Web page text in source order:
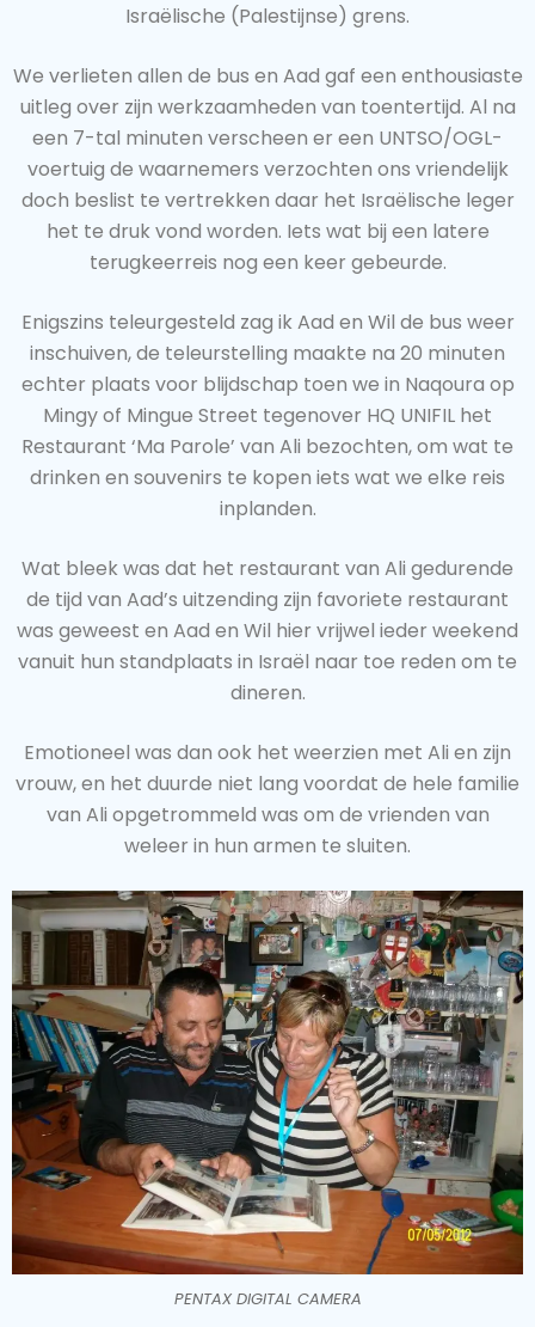
Israëlische (Palestijnse) grens.
We verlieten allen de bus en Aad gaf een enthousiaste
uitleg over zijn werkzaamheden van toentertijd. Al na
een 7-tal minuten verscheen er een UNTSO/OGL-
voertuig de waarnemers verzochten ons vriendelijk
doch beslist te vertrekken daar het Israëlische leger
het te druk vond worden. Iets wat bij een latere
terugkeerreis nog een keer gebeurde.
Enigszins teleurgesteld zag ik Aad en Wil de bus weer
inschuiven, de teleurstelling maakte na 20 minuten
echter plaats voor blijdschap toen we in Naqoura op
Mingy of Mingue Street tegenover HQ UNIFIL het
Restaurant ‘Ma Parole’ van Ali bezochten, om wat te
drinken en souvenirs te kopen iets wat we elke reis
inplanden.
Wat bleek was dat het restaurant van Ali gedurende
de tijd van Aad’s uitzending zijn favoriete restaurant
was geweest en Aad en Wil hier vrijwel ieder weekend
vanuit hun standplaats in Israël naar toe reden om te
dineren.
Emotioneel was dan ook het weerzien met Ali en zijn
vrouw, en het duurde niet lang voordat de hele familie
van Ali opgetrommeld was om de vrienden van
weleer in hun armen te sluiten.
PENTAX DIGITAL CAMERA